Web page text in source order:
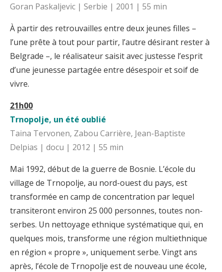
Goran Paskaljevic | Serbie | 2001 | 55 min
À partir des retrouvailles entre deux jeunes filles –
l’une prête à tout pour partir, l’autre désirant rester à
Belgrade –, le réalisateur saisit avec justesse l’esprit
d’une jeunesse partagée entre désespoir et soif de
vivre.
21h00
Trnopolje, un été oublié
Taina Tervonen, Zabou Carrière, Jean-Baptiste
Delpias | docu | 2012 | 55 min
Mai 1992, début de la guerre de Bosnie. L’école du
village de Trnopolje, au nord-ouest du pays, est
transformée en camp de concentration par lequel
transiteront environ 25 000 personnes, toutes non-
serbes. Un nettoyage ethnique systématique qui, en
quelques mois, transforme une région multiethnique
en région « propre », uniquement serbe. Vingt ans
après, l’école de Trnopolje est de nouveau une école,